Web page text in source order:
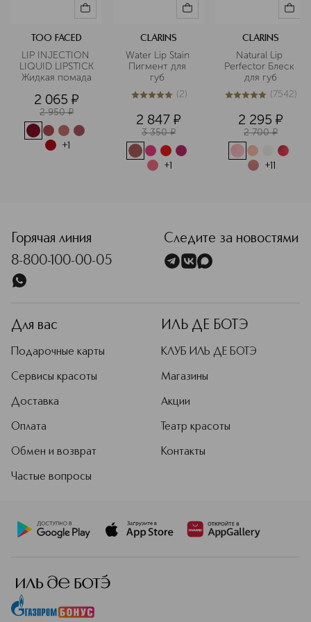
TOO FACED
LIP INJECTION
LIQUID LIPSTICK
Жидкая помада
2 065 ¤
2 950 ¤
+1
CLARINS
Water Lip Stain
Пигмент для
5из 52 (2)
2 847 ¤
3 350 ¤
+1
CLARINS
Natural Lip
Perfector Блеск
для губ
5из 57542 (7542)
2 295 ¤
2 700 ¤
+11
Горячая линия
8-800-100-00-05
Следите за новостями
Для вас
Подарочные карты
Сервисы красоты
Доставка
Оплата
Обмен и возврат
Частые вопросы
ИЛЬ ДЕ БОТЭ
КЛУБ ИЛЬ ДЕ БОТЭ
Магазины
Акции
Театр красоты
Контакты